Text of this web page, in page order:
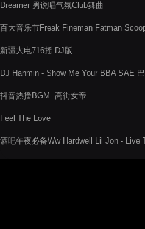
Dreamer 男说唱气氛Club舞曲
百大音乐节Freak Fineman Fatman
新疆大电716摇 DJ版
DJ Hanmin - Show Me Your BBA SAE
抖音热播BGM- 高街女帝
Feel The Love
酒吧午夜必备Ww Hardwell Lil Jon - Live